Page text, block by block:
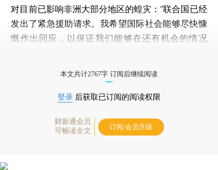
对目前已影响非洲大部分地区的蝗灾：“联合国已经
发出了紧急援助请求。我希望国际社会能够尽快慷
慨作出回应，以保证我们能够在还有机会的情况
本文共计2767字 订阅后继续阅读
登录 后获取已订阅的阅读权限
财新通会员
可畅读全文
订阅/会员升级